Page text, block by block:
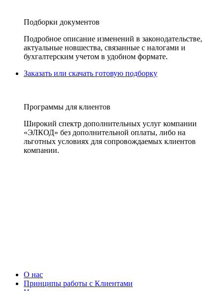
Подборки документов
Подробное описание изменений в законодательстве,
актуальные новшества, связанные с налогами и
бухгалтерским учетом в удобном формате.
Заказать или скачать готовую подборку
Программы для клиентов
Широкий спектр дополнительных услуг компании
«ЭЛКОД» без дополнительной оплаты, либо на
льготных условиях для сопровождаемых клиентов
компании.
О нас
Принципы работы с Клиентами